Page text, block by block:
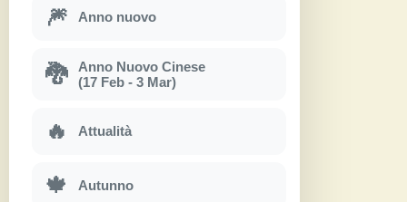
🎆 Anno nuovo
🐉
Anno Nuovo Cinese
(17 Feb - 3 Mar)
🔥 Attualità
🍁 Autunno